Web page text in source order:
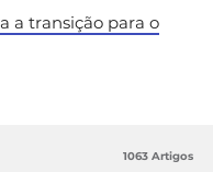
a transição para o
1063 Artigos